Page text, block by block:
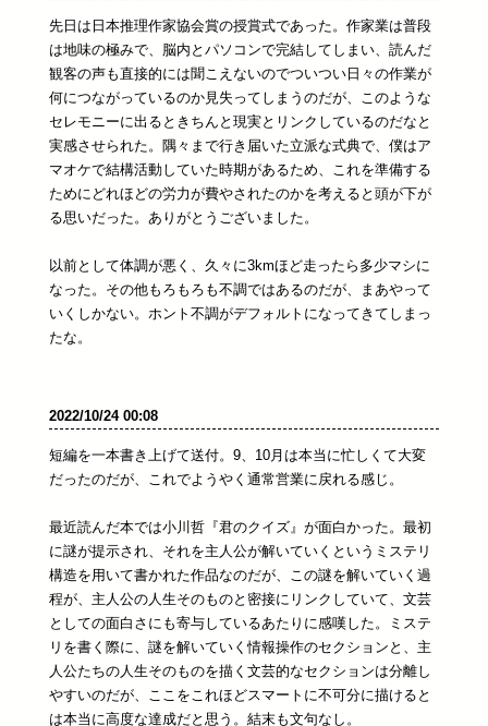
先日は日本推理作家協会賞の授賞式であった。作家業は普段
は地味の極みで、脳内とパソコンで完結してしまい、読んだ
観客の声も直接的には聞こえないのでついつい日々の作業が
何につながっているのか見失ってしまうのだが、このような
セレモニーに出るときちんと現実とリンクしているのだなと
実感させられた。隅々まで行き届いた立派な式典で、僕はア
マオケで結構活動していた時期があるため、これを準備する
ためにどれほどの労力が費やされたのかを考えると頭が下が
る思いだった。ありがとうございました。
以前として体調が悪く、久々に3kmほど走ったら多少マシに
なった。その他もろもろも不調ではあるのだが、まあやって
いくしかない。ホント不調がデフォルトになってきてしまっ
たな。
2022/10/24 00:08
短編を一本書き上げて送付。9、10月は本当に忙しくて大変
だったのだが、これでようやく通常営業に戻れる感じ。
最近読んだ本では小川哲『君のクイズ』が面白かった。最初
に謎が提示され、それを主人公が解いていくというミステリ
構造を用いて書かれた作品なのだが、この謎を解いていく過
程が、主人公の人生そのものと密接にリンクしていて、文芸
としての面白さにも寄与しているあたりに感嘆した。ミステ
リを書く際に、謎を解いていく情報操作のセクションと、主
人公たちの人生そのものを描く文芸的なセクションは分離し
やすいのだが、ここをこれほどスマートに不可分に描けると
は本当に高度な達成だと思う。結末も文句なし。